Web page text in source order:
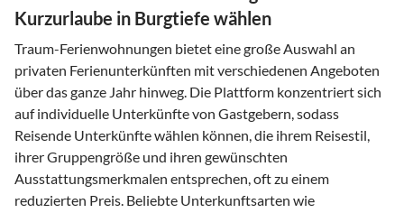
Kurzurlaube in Burgtiefe wählen
Traum-Ferienwohnungen bietet eine große Auswahl an
privaten Ferienunterkünften mit verschiedenen Angeboten
über das ganze Jahr hinweg. Die Plattform konzentriert sich
auf individuelle Unterkünfte von Gastgebern, sodass
Reisende Unterkünfte wählen können, die ihrem Reisestil,
ihrer Gruppengröße und ihren gewünschten
Ausstattungsmerkmalen entsprechen, oft zu einem
reduzierten Preis. Beliebte Unterkunftsarten wie